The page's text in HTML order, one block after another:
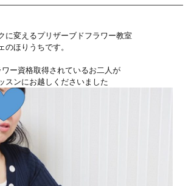
に変えるプリザーブドフラワー教室
のほりうちです。
ワー資格取得されているお二人が
スンにお越しくださいました